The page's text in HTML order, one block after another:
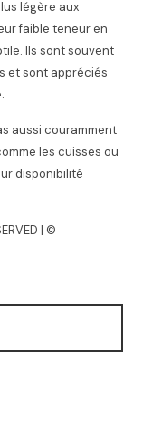
légère aux
faible teneur en
Ils sont souvent
et sont appréciés
aussi couramment
les cuisses ou
disponibilité
| ©